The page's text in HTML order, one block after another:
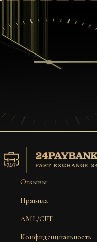
Отзывы
Правила
AML/CFT
Конфиденциальность